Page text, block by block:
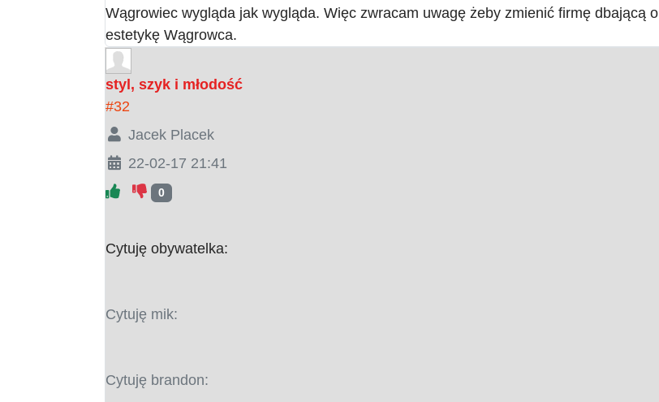
Wągrowiec wygląda jak wygląda. Więc zwracam uwagę żeby zmienić firmę dbającą o
estetykę Wągrowca.
styl, szyk i młodość
#32
Jacek Placek
22-02-17 21:41
0
Cytuję obywatelka:
Cytuję mik:
Cytuję brandon: